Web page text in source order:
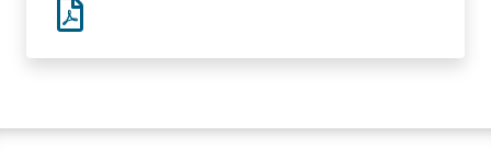
territorio